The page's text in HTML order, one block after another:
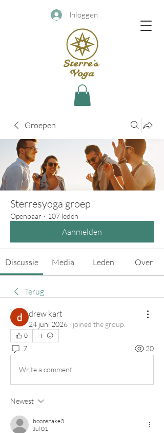
Inloggen
Groepen
Sterresyoga groep
Openbaar · 107 leden
Aanmelden
Discussie Media Leden Over
Terug
drew kart
24 juni 2026 · joined the group.
0
7 20
Write a comment...
Newest
boonsnake3
Jul 01